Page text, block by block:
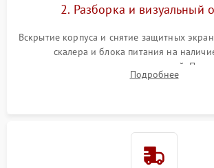
защиты от замыкания
1000 ₽
1000 ₽
2. Разборка и визуальный
Вскрытие корпуса и снятие защитных
скалера и блока питания на
конденсаторов, прогаров, окислений.
контактов и целостности шлейфов
Подробнее